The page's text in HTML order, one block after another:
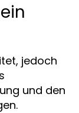
jedoch
und den